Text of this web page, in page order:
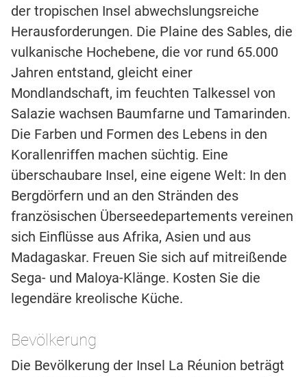
der tropischen Insel abwechslungsreiche
Herausforderungen. Die Plaine des Sables, die
vulkanische Hochebene, die vor rund 65.000
Jahren entstand, gleicht einer
Mondlandschaft, im feuchten Talkessel von
Salazie wachsen Baumfarne und Tamarinden.
Die Farben und Formen des Lebens in den
Korallenriffen machen süchtig. Eine
überschaubare Insel, eine eigene Welt: In den
Bergdörfern und an den Stränden des
französischen Überseedepartements vereinen
sich Einflüsse aus Afrika, Asien und aus
Madagaskar. Freuen Sie sich auf mitreißende
Sega- und Maloya-Klänge. Kosten Sie die
legendäre kreolische Küche.
Bevölkerung
Die Bevölkerung der Insel La Réunion beträgt